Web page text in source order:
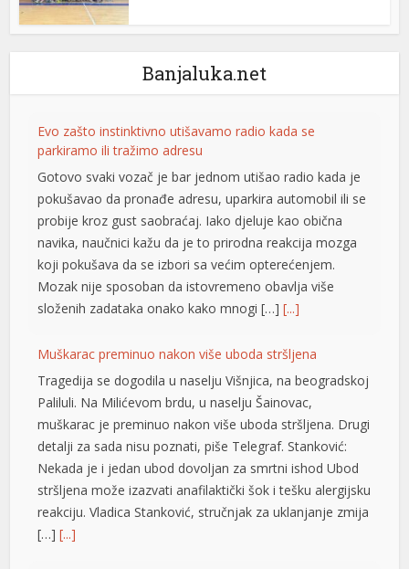
Banjaluka.net
Evo zašto instinktivno utišavamo radio kada se
parkiramo ili tražimo adresu
Gotovo svaki vozač je bar jednom utišao radio kada je
pokušavao da pronađe adresu, uparkira automobil ili se
probije kroz gust saobraćaj. Iako djeluje kao obična
navika, naučnici kažu da je to prirodna reakcija mozga
koji pokušava da se izbori sa većim opterećenjem.
Mozak nije sposoban da istovremeno obavlja više
složenih zadataka onako kako mnogi […][...]
Muškarac preminuo nakon više uboda stršljena
Tragedija se dogodila u naselju Višnjica, na beogradskoj
Paliluli. Na Milićevom brdu, u naselju Šainovac,
muškarac je preminuo nakon više uboda stršljena. Drugi
detalji za sada nisu poznati, piše Telegraf. Stanković:
Nekada je i jedan ubod dovoljan za smrtni ishod Ubod
stršljena može izazvati anafilaktički šok i tešku alergijsku
reakciju. Vladica Stanković, stručnjak za uklanjanje zmija
[…][...]